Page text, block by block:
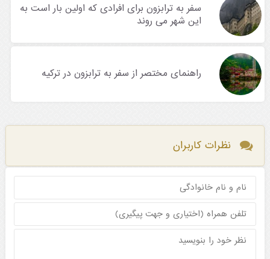
سفر به ترابزون برای افرادی که اولین بار است به
این شهر می روند
راهنمای مختصر از سفر به ترابزون در ترکیه
نظرات کاربران